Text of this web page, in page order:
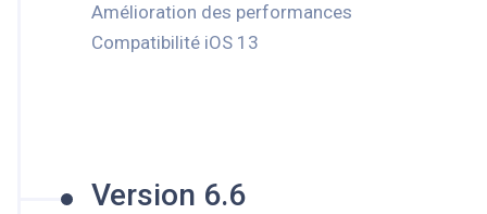
Amélioration des performances
Compatibilité iOS 13
Version 6.6